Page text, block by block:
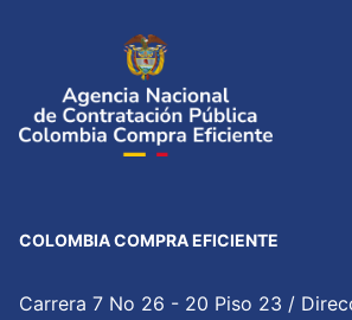
COLOMBIA COMPRA EFICIENTE
Carrera 7 No 26 - 20 Piso 23 /